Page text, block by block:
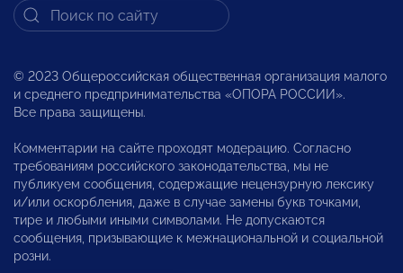
© 2023 Общероссийская общественная организация малого
и среднего предпринимательства «ОПОРА РОССИИ».
Все права защищены.
Комментарии на сайте проходят модерацию. Согласно
требованиям российского законодательства, мы не
публикуем сообщения, содержащие нецензурную лексику
и/или оскорбления, даже в случае замены букв точками,
тире и любыми иными символами. Не допускаются
сообщения, призывающие к межнациональной и социальной
розни.